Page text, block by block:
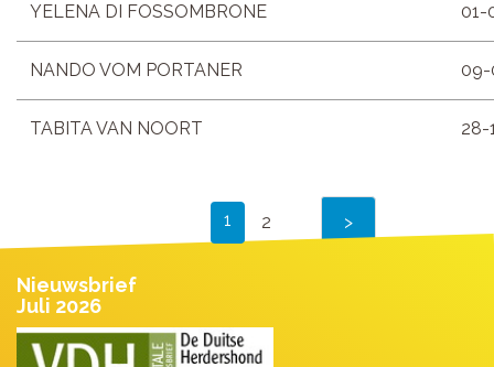
YELENA DI FOSSOMBRONE 01-
NANDO VOM PORTANER
TABITA VAN NOORT 28-
1 2
Nieuwsbrief
Juli 2026